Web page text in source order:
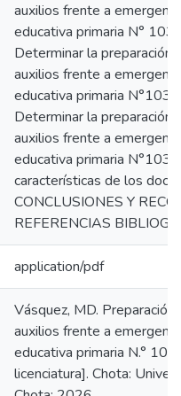
auxilios frente a
educativa primaria N°
Determinar la
auxilios frente a
educativa primaria
Determinar la
auxilios frente a
educativa primaria
características de los
CONCLUSIONES Y
REFERENCIAS
application/pdf
Vásquez, MD.
auxilios frente a
educativa primaria N.°
licenciatura]. Chota: